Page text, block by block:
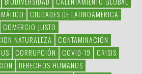
CIUDADES DE LATINOAMERICA
COMERCIO JUSTO
NATURALEZA
CONTAMINACIÓN
CORRUPCIÓN COVID-19
CRISIS
DERECHOS HUMANOS